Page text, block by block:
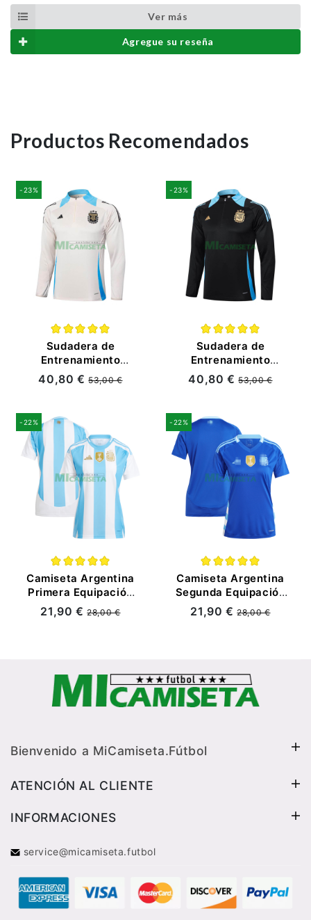
Ver más
Agregue su reseña
Productos Recomendados
-23%
Sudadera de
Entrenamiento
Argentina 2024
Beige/Azul
40,80 €53,00 €
-23%
Sudadera de
Entrenamiento
Argentina 2024
Negro/Azul
40,80 €53,00 €
-22%
Camiseta Argentina
Primera Equipación
2024 Mujer
21,90 €28,00 €
-22%
Camiseta Argentina
Segunda Equipación
2024 Mujer
21,90 €28,00 €
Bienvenido a MiCamiseta.Fútbol
ATENCIÓN AL CLIENTE
INFORMACIONES
service@micamiseta.futbol